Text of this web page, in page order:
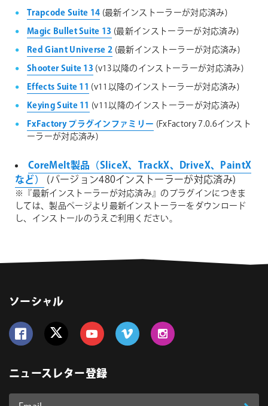
Trapcode Suite 14 (最新インストーラーが対応済み)
Magic Bullet Suite 13 (最新インストーラーが対応済み)
Red Giant Universe 2 (最新インストーラーが対応済み)
Shooter Suite 13 (v13以降のインストーラーが対応済み)
Effects Suite 11 (v11以降のインストーラーが対応済み)
Keying Suite 11 (v11以降のインストーラーが対応済み)
FxFactory プラグインファミリー (FxFactory 7.0.6インスト
ーラーが対応済み)
CoreMelt製品（SliceX、TrackX、DriveX、PaintX
など）
(バージョン480インストーラーが対応済み)
※『最新インストーラーが対応済み』のプラグインにつきま
しては、製品ページより最新インストーラーをダウンロード
し、インストールのうえご利用ください。
ソーシャル
ニュースレター登録
Email